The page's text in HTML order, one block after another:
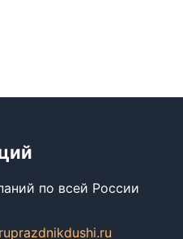
по всей России
prazdnikdushi.ru